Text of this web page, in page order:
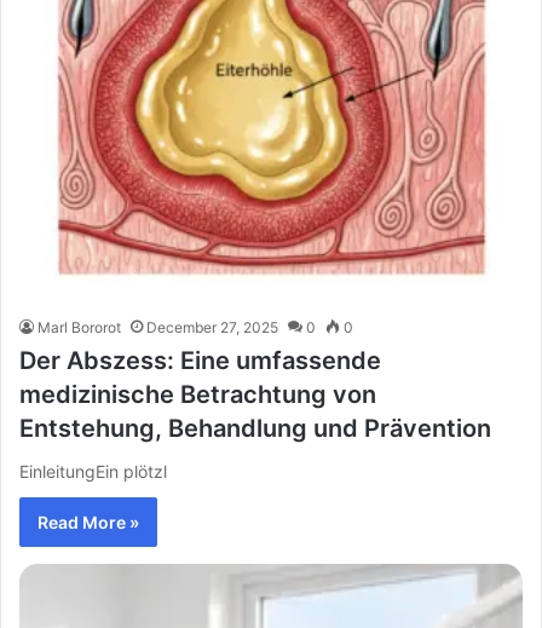
Marl Bororot December 27, 2025 0 0
Der Abszess: Eine umfassende
medizinische Betrachtung von
Entstehung, Behandlung und Prävention
EinleitungEin plötzl
Read More »